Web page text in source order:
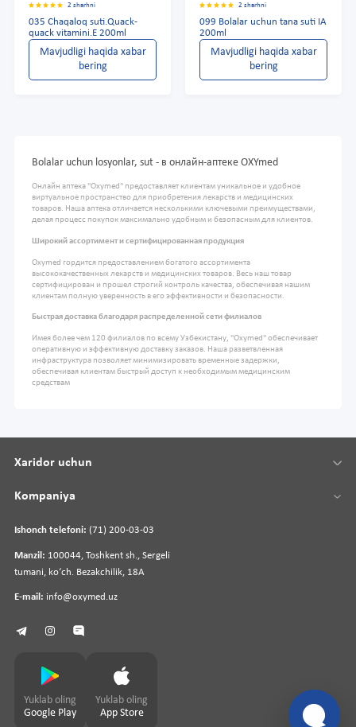
2 sharhni
035 Chaqaloq suti.Quack-
quack vitamini.E 200ml
Mavjudligi haqida xabar
bering
2 sharhni
099 Bolalar uchun tana suti IA
200ml
Mavjudligi haqida xabar
bering
Bolalar uchun losyonlar, sut - в онлайн-аптеке OXYmed
Онлайн аптека "Oxymed" предоставляет клиентам уникальное и удобное
виртуальное пространство для приобретения лекарств и медицинских
товаров. Наша аптека отличается несколькими ключевыми преимуществами,
делая процесс покупок максимально удобным и безопасным для клиентов.
Широкий ассортимент и сертифицированная продукция
Oxymed гордится предоставлением богатого ассортимента
высококачественных лекарств и медицинских товаров. Весь наш товар
сертифицирован и прошел строгий контроль качества, обеспечивая нашим
клиентам полную уверенность в его эффективности и безопасности.
Быстрая доставка благодаря распределенной сети филиалов
Имея более чем 120 филиалов по всему Узбекистану, "Oxymed" обеспечивает
оперативную и эффективную доставку заказов. Наша разветвленная
инфраструктура позволяет минимизировать временные задержки,
обеспечивая клиентам быстрый доступ к необходимым медицинским
средствам
Ishonch telefoni: (71) 200-03-03
Manzil: 100044, Toshkent sh., Sergeli
tumani, koʻch. Bezakchilik, 18A
E-mail: info@oxymed.uz
Xaridor uchun
Kompaniya
Yuklab oling
Google Play
Yuklab oling
App Store